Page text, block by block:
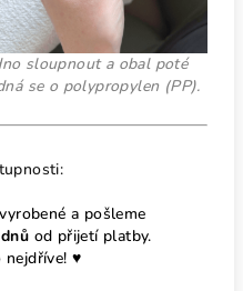
sloupnout a obal poté
se o polypropylen (PP).
a pošleme
od přijetí platby.
nejdříve! ♥